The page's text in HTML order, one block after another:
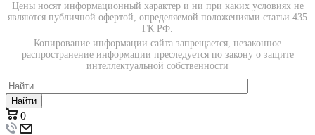
Цены носят информационный характер и ни при каких условиях не
являются публичной офертой, определяемой положениями статьи 435
ГК РФ.
Копирование информации сайта запрещается, незаконное
распространение информации преследуется по закону о защите
интеллектуальной собственности
Найти
0